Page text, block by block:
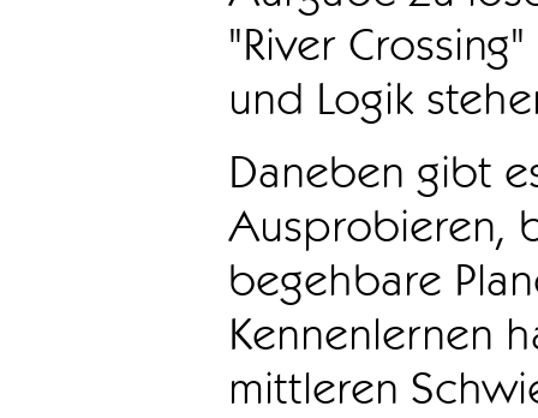
"River
und Logik
Daneben gibt
Ausprobieren,
begehbare
Kennenlernen
mittleren